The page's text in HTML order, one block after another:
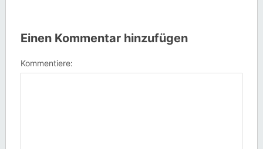
Einen Kommentar hinzufügen
Kommentiere: